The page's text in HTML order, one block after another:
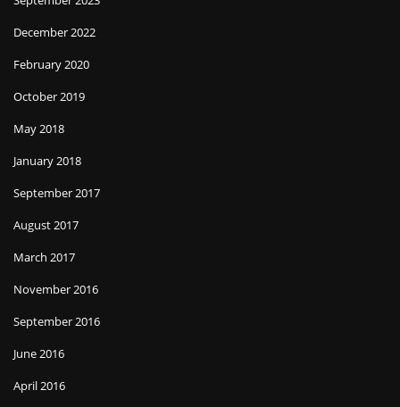
December 2022
February 2020
October 2019
May 2018
January 2018
September 2017
August 2017
March 2017
November 2016
September 2016
June 2016
April 2016